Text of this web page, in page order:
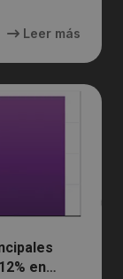
Leer más
en